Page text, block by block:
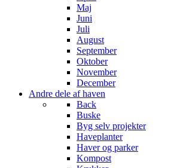
Maj
Juni
Juli
August
September
Oktober
November
December
Andre dele af haven
Back
Buske
Byg selv projekter
Haveplanter
Haver og parker
Kompost